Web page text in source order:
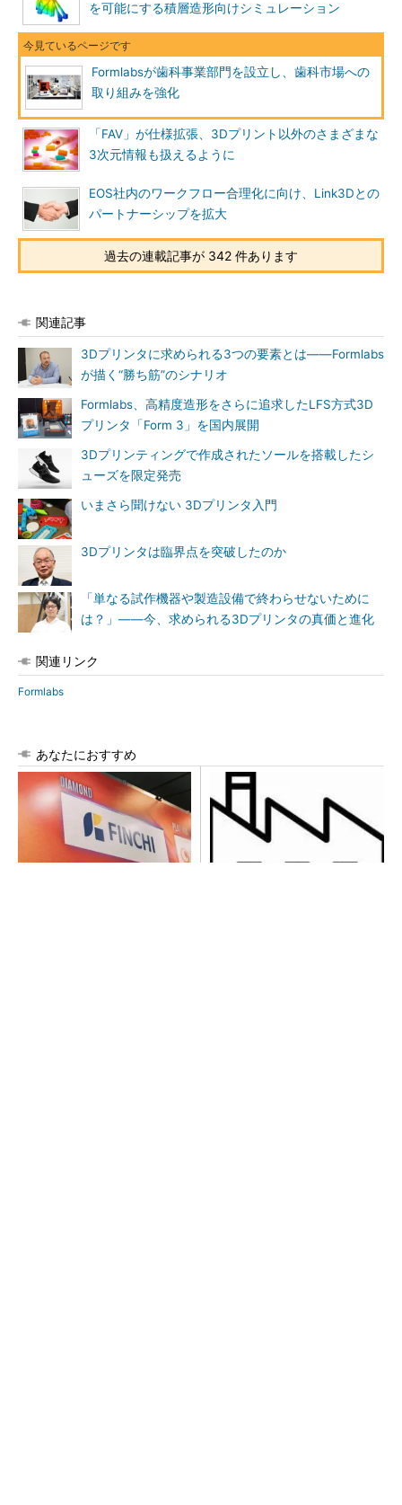
を可能にする積層造形向けシミュレーション
Formlabsが歯科事業部門を設立し、歯科市場への
取り組みを強化
「FAV」が仕様拡張、3Dプリント以外のさまざまな
3次元情報も扱えるように
EOS社内のワークフロー合理化に向け、Link3Dとの
パートナーシップを拡大
過去の連載記事が 342 件あります
関連記事
3Dプリンタに求められる3つの要素とは――Formlabs
が描く“勝ち筋”のシナリオ
Formlabs、高精度造形をさらに追求したLFS方式3D
プリンタ「Form 3」を国内展開
3Dプリンティングで作成されたソールを搭載したシ
ューズを限定発売
いまさら聞けない 3Dプリンタ入門
3Dプリンタは臨界点を突破したのか
「単なる試作機器や製造設備で終わらせないために
は？」――今、求められる3Dプリンタの真価と進化
関連リンク
Formlabs
あなたにおすすめ